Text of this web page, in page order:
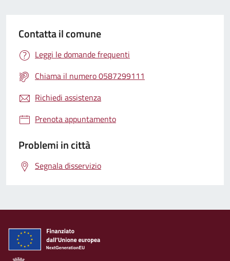
Contatta il comune
Leggi le domande frequenti
Chiama il numero 0587299111
Richiedi assistenza
Prenota appuntamento
Problemi in città
Segnala disservizio